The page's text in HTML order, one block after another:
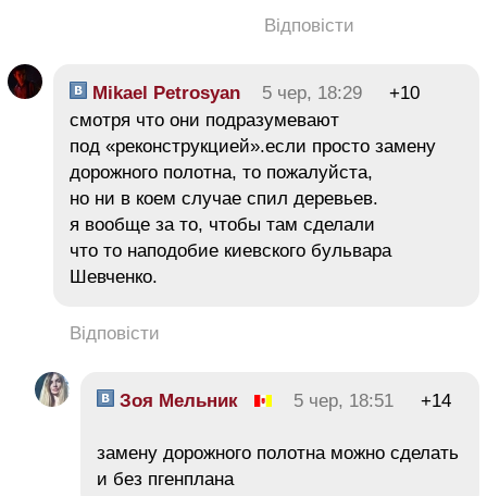
Відповісти
Mikael Petrosyan 5 чер, 18:29
+10
смотря что они подразумевают
под «реконструкцией».если просто замену
дорожного полотна, то пожалуйста,
но ни в коем случае спил деревьев.
я вообще за то, чтобы там сделали
что то наподобие киевского бульвара
Шевченко.
Відповісти
Зоя Мельник 5 чер, 18:51 +14
замену дорожного полотна можно сделать
и без пгенплана